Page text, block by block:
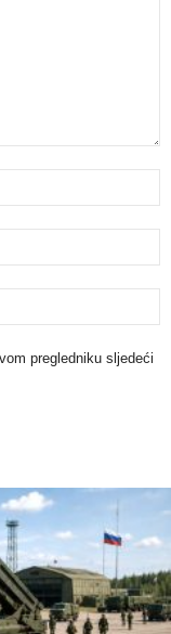
pregledniku sljedeći